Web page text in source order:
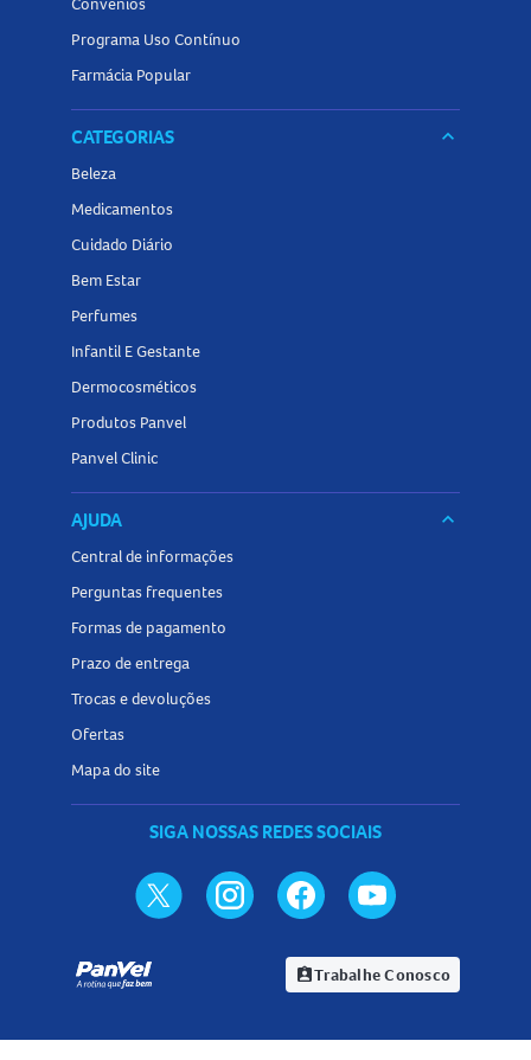
Programa Uso Contínuo
Farmácia Popular
CATEGORIAS keyboard_arrow_down
Beleza
Medicamentos
Cuidado Diário
Bem Estar
Perfumes
Infantil E Gestante
Dermocosméticos
Produtos Panvel
Panvel Clinic
AJUDA keyboard_arrow_down
Central de informações
Perguntas frequentes
Formas de pagamento
Prazo de entrega
Trocas e devoluções
Ofertas
Mapa do site
SIGA NOSSAS REDES SOCIAIS
assignment_indTrabalhe Conosco